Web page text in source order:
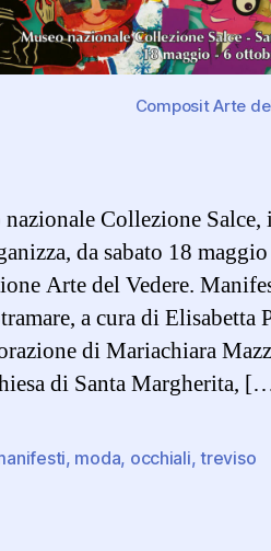
Composit Arte
Collezione
da sabato 18
Arte del Vedere.
a cura di
di Mariachiara
di Santa Margherita,
, moda, occhiali,treviso